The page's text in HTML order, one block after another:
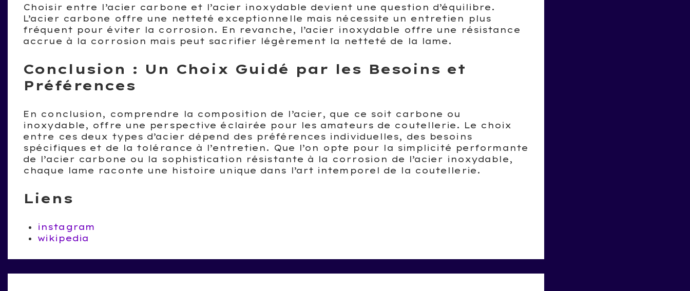
Choisir entre l’acier carbone et l’acier inoxydable devient une question d’équilibre.
L’acier carbone offre une netteté exceptionnelle mais nécessite un entretien plus
fréquent pour éviter la corrosion. En revanche, l’acier inoxydable offre une résistance
accrue à la corrosion mais peut sacrifier légèrement la netteté de la lame.
Conclusion : Un Choix Guidé par les Besoins et
Préférences
En conclusion, comprendre la composition de l’acier, que ce soit carbone ou
inoxydable, offre une perspective éclairée pour les amateurs de coutellerie. Le choix
entre ces deux types d’acier dépend des préférences individuelles, des besoins
spécifiques et de la tolérance à l’entretien. Que l’on opte pour la simplicité performante
de l’acier carbone ou la sophistication résistante à la corrosion de l’acier inoxydable,
chaque lame raconte une histoire unique dans l’art intemporel de la coutellerie.
Liens
instagram
wikipedia